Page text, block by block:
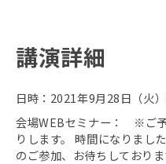
講演詳細
日時：2021年9月28日（火
会場WEBセミナー： ※ご
りします。 時間になりまし
のご参加、お待ちしておりま